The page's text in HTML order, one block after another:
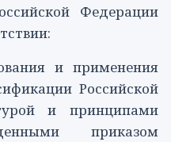
Федерации
и применения
Российской
и принципами
приказом